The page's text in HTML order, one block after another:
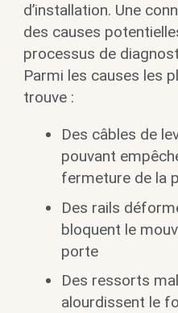
d’installation. Une
des causes
processus de
Parmi les causes les
trouve :
Des câbles de
pouvant
fermeture de la
Des rails
bloquent le
porte
Des ressorts
alourdissent le